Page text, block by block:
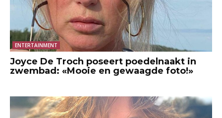
ENTERTAINMENT
Joyce De Troch poseert poedelnaakt in
zwembad: «Mooie en gewaagde foto!»